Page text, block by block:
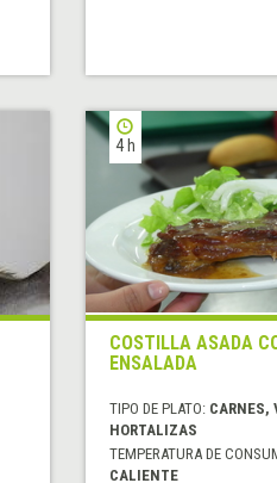
4 h
COSTILLA ASADA
ENSALADA
TIPO DE PLATO: CARNES,
HORTALIZAS
TEMPERATURA DE
CALIENTE